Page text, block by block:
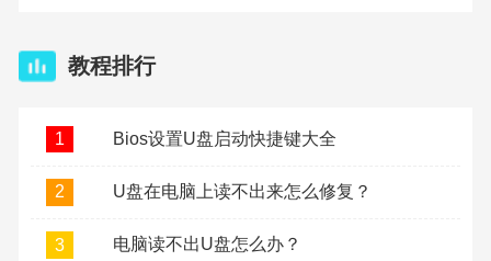
教程排行
1 Bios设置U盘启动快捷键大全
2 U盘在电脑上读不出来怎么修复？
3 电脑读不出U盘怎么办？